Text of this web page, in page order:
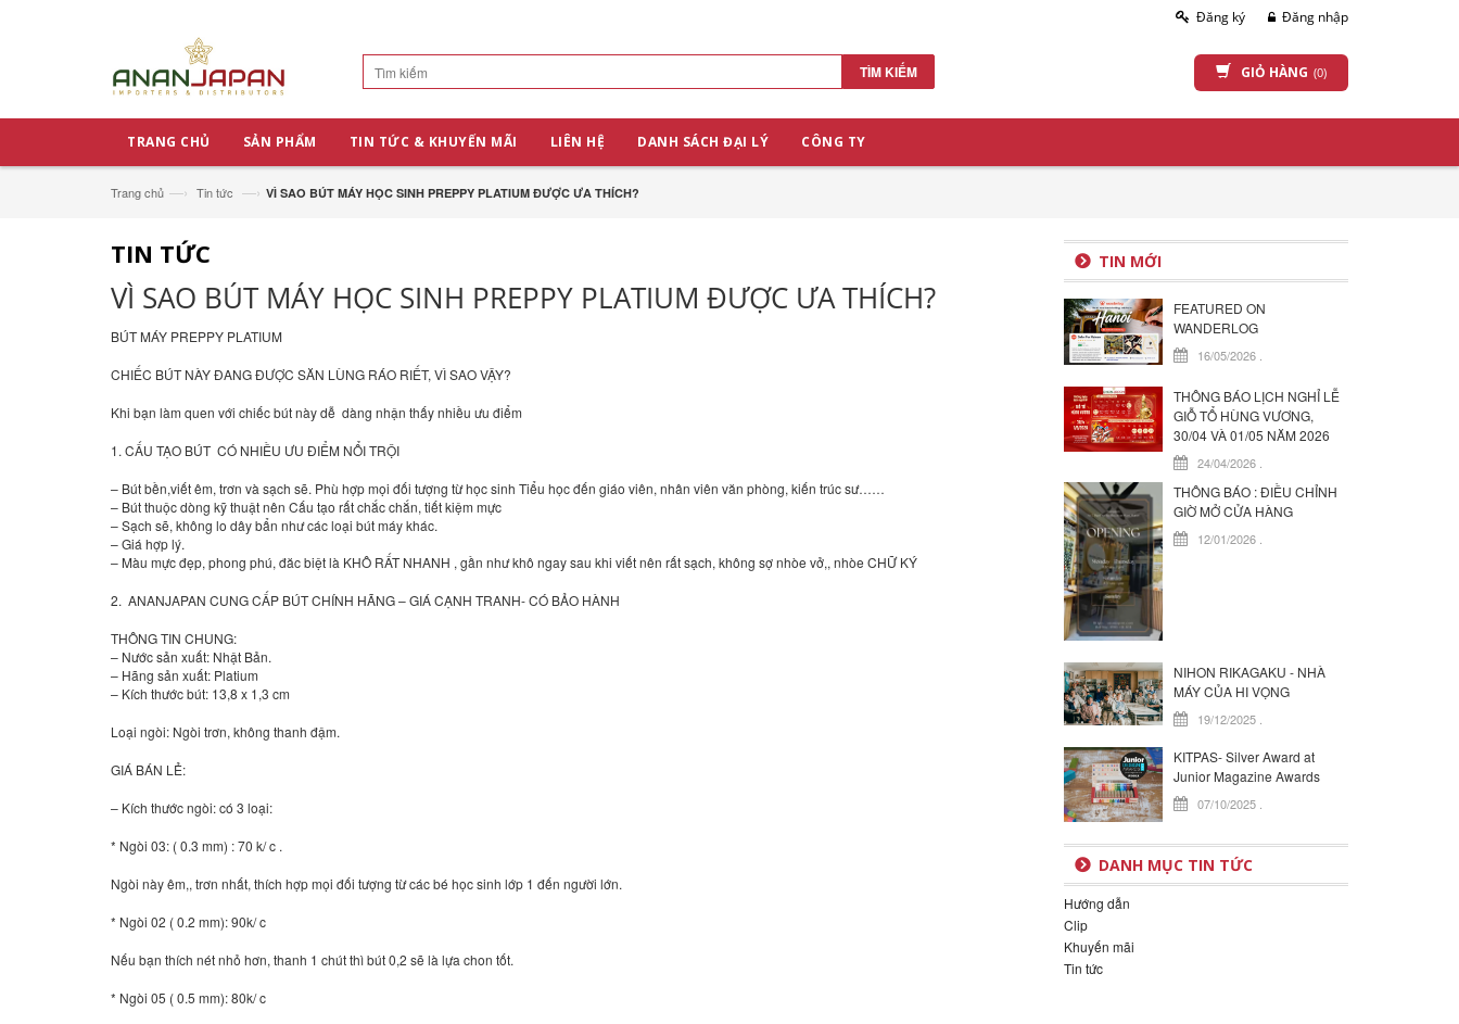
Đăng ký Đăng nhập
TÌM KIẾM GIỎ HÀNG (0)
TRANG CHỦ SẢN PHẨM TIN TỨC & KHUYẾN MÃI LIÊN HỆ DANH SÁCH ĐẠI LÝ CÔNG TY
Trang chủ —› Tin tức —› VÌ SAO BÚT MÁY HỌC SINH PREPPY PLATIUM ĐƯỢC ƯA THÍCH?
TIN TỨC
VÌ SAO BÚT MÁY HỌC SINH PREPPY PLATIUM ĐƯỢC ƯA THÍCH?
BÚT MÁY PREPPY PLATIUM
CHIẾC BÚT NÀY ĐANG ĐƯỢC SĂN LÙNG RÁO RIẾT, VÌ SAO VẬY?
Khi bạn làm quen với chiếc bút này dễ dàng nhận thấy nhiều ưu điểm
1. CẤU TẠO BÚT CÓ NHIỀU ƯU ĐIỂM NỔI TRỘI
– Bút bền,viết êm, trơn và sạch sẽ. Phù hợp mọi đối tượng từ học sinh Tiểu học đến giáo viên, nhân viên văn phòng, kiến trúc sư……
– Bút thuộc dòng kỹ thuật nên Cấu tạo rất chắc chắn, tiết kiệm mực
– Sạch sẽ, không lo dây bẩn như các loại bút máy khác.
– Giá hợp lý.
– Màu mực đẹp, phong phú, đăc biệt là KHÔ RẤT NHANH , gần như khô ngay sau khi viết nên rất sạch, không sợ nhòe vở,, nhòe CHỮ KÝ
2. ANANJAPAN CUNG CẤP BÚT CHÍNH HÃNG – GIÁ CẠNH TRANH- CÓ BẢO HÀNH
THÔNG TIN CHUNG:
– Nước sản xuất: Nhật Bản.
– Hãng sản xuất: Platium
– Kích thước bút: 13,8 x 1,3 cm
Loại ngòi: Ngòi trơn, không thanh đậm.
GIÁ BÁN LẺ:
– Kích thước ngòi: có 3 loại:
* Ngòi 03: ( 0.3 mm) : 70 k/ c .
Ngòi này êm,, trơn nhất, thích hợp mọi đối tượng từ các bé học sinh lớp 1 đến người lớn.
* Ngòi 02 ( 0.2 mm): 90k/ c
Nếu bạn thích nét nhỏ hơn, thanh 1 chút thì bút 0,2 sẽ là lựa chon tốt.
* Ngòi 05 ( 0.5 mm): 80k/ c
TIN MỚI
FEATURED ON
WANDERLOG
16/05/2026
THÔNG BÁO LỊCH NGHỈ LỄ
GIỖ TỔ HÙNG VƯƠNG,
30/04 VÀ 01/05 NĂM 2026
24/04/2026
THÔNG BÁO : ĐIỀU CHỈNH
GIỜ MỞ CỬA HÀNG
12/01/2026
NIHON RIKAGAKU - NHÀ
MÁY CỦA HI VỌNG
19/12/2025 .
KITPAS- Silver Award at
Junior Magazine Awards
07/10/2025
DANH MỤC TIN TỨC
Hướng dẫn
Clip
Khuyến mãi
Tin tức